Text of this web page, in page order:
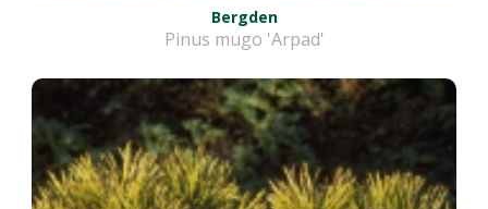
Bergden
Pinus mugo 'Arpad'